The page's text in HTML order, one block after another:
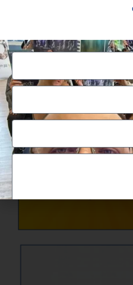
לקהילה